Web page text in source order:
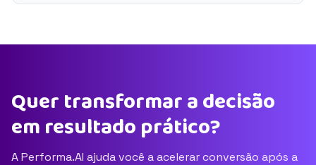
Quer transformar a decisão
em resultado prático?
A Performa.AI ajuda você a acelerar conversão após a